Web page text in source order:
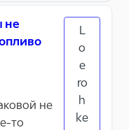
не
не
то
L
o
e
ro
h
ke